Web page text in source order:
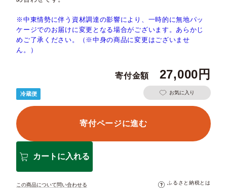
※中東情勢に伴う資材調達の影響により、一時的に無地パッ
ケージでのお届けに変更となる場合がございます。あらかじ
めご了承ください。（※中身の商品に変更はございませ
ん。）
27,000
冷蔵便 お気に入り
寄付ページに進む
カートに入れる
この商品について問い合わせる ふるさと納税とは